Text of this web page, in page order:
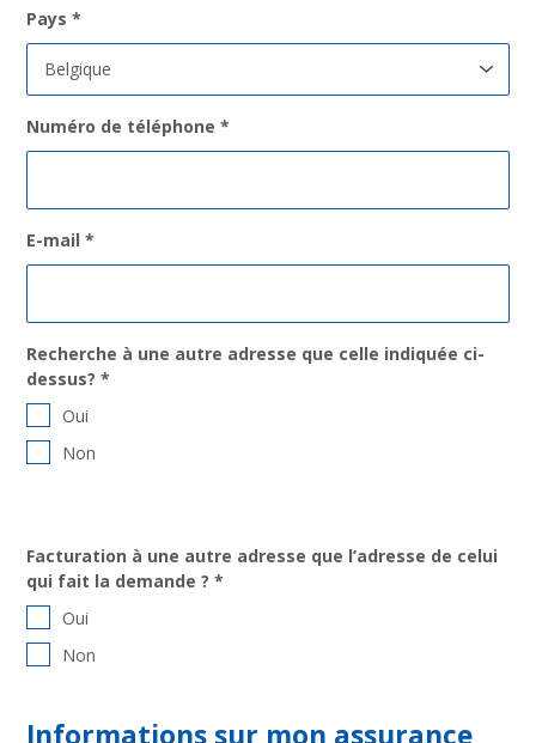
Pays *
Numéro de téléphone *
E-mail *
Recherche à une autre adresse que celle indiquée ci-
dessus? *
Oui
Non
Facturation à une autre adresse que l’adresse de celui
qui fait la demande ? *
Oui
Non
Informations sur mon assurance